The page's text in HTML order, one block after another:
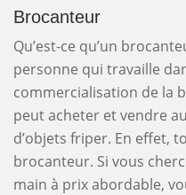
Brocanteur
Qu’est-ce qu’un
personne qui travaille
commercialisation de la
peut acheter et vendre
d’objets friper. En effet,
brocanteur. Si vous
main à prix abordable,